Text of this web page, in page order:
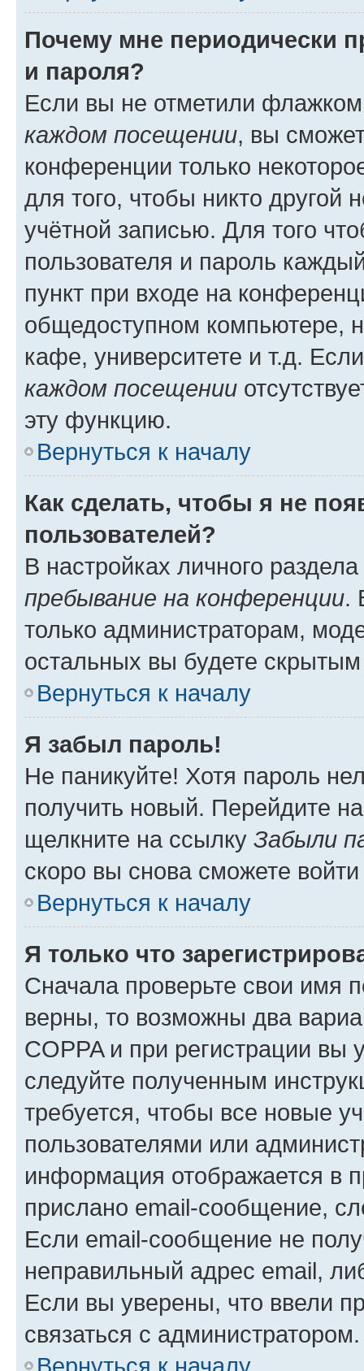
Почему мне периодически
и пароля?
Если вы не отметили
каждом посещении, вы
конференции только
для того, чтобы никто другой
учётной записью. Для того
пользователя и пароль
пункт при входе на
общедоступном компьютере,
кафе, университете и т.д.
каждом посещении
эту функцию.
Вернуться к началу
Как сделать, чтобы я не
пользователей?
В настройках личного
пребывание на конференции.
только администраторам,
остальных вы будете
Вернуться к началу
Я забыл пароль!
Не паникуйте! Хотя пароль
получить новый. Перейдите
щелкните на ссылку Забыли
скоро вы снова сможете
Вернуться к началу
Я только что
Сначала проверьте свои имя
верны, то возможны два
COPPA и при регистрации вы
следуйте полученным
требуется, чтобы все новые
пользователями или
информация отображается в
прислано email-сообщение,
Если email-сообщение не
неправильный адрес email,
Если вы уверены, что ввели
связаться с администратором.
Вернуться к началу